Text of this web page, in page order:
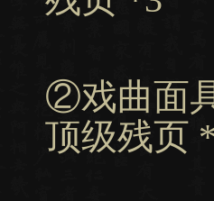
②戏曲面
顶级残页